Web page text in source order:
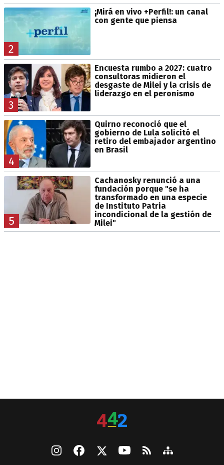
2
¡Mirá en vivo +Perfil!: un canal
con gente que piensa
3
Encuesta rumbo a 2027: cuatro
consultoras midieron el
desgaste de Milei y la crisis de
liderazgo en el peronismo
4
Quirno reconoció que el
gobierno de Lula solicitó el
retiro del embajador argentino
en Brasil
5
Cachanosky renunció a una
fundación porque "se ha
transformado en una especie
de Instituto Patria
incondicional de la gestión de
Milei"